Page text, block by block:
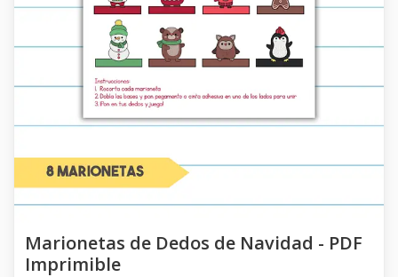
Marionetas de Dedos de Navidad - PDF
Imprimible